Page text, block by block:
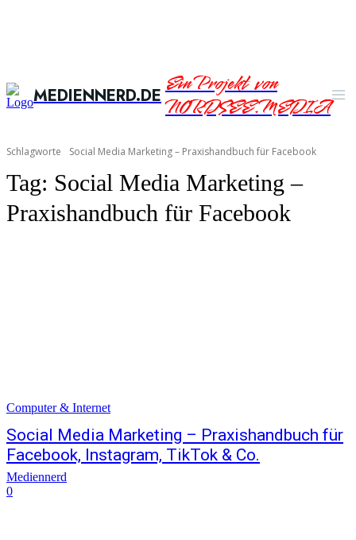
MEDIENNERD.DEEin Projekt von
NORDSEE.MEDIA
Schlagworte Social Media Marketing – Praxishandbuch für Facebook
Tag: Social Media Marketing –
Praxishandbuch für Facebook
Computer & Internet
Social Media Marketing – Praxishandbuch für
Facebook, Instagram, TikTok & Co.
Mediennerd
0